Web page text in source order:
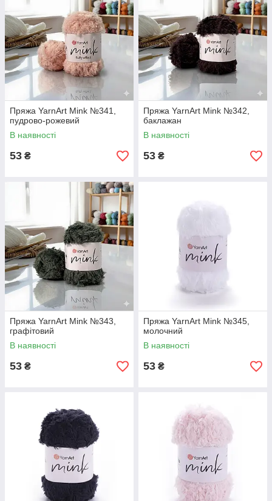
Пряжа YarnArt Mink №341,
пудрово-рожевий
В наявності
53 ₴
Пряжа YarnArt Mink №342,
баклажан
В наявності
53 ₴
Пряжа YarnArt Mink №343,
графітовий
В наявності
53 ₴
Пряжа YarnArt Mink №345,
молочний
В наявності
53 ₴